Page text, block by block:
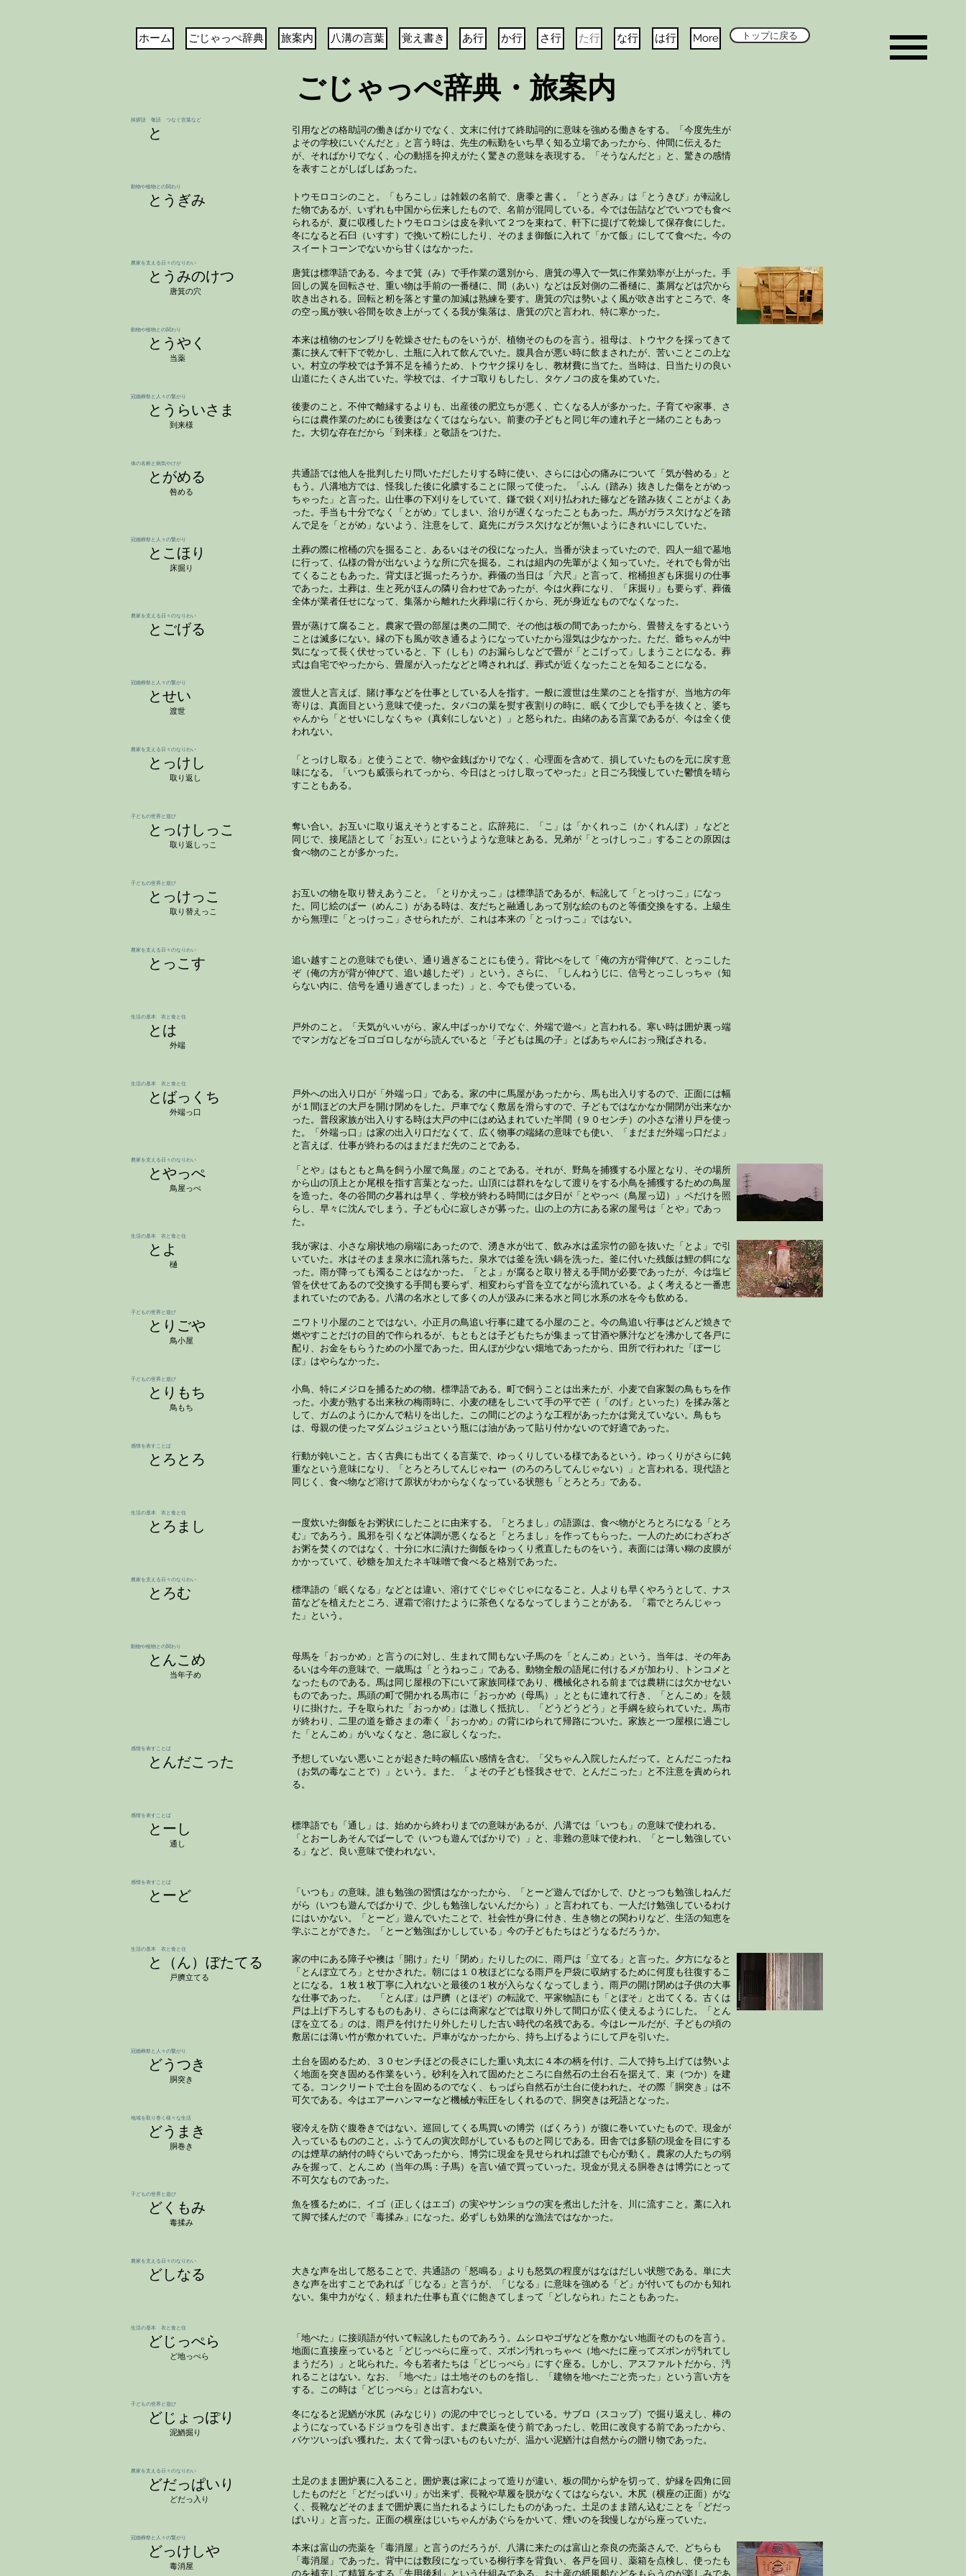
ホーム ごじゃっぺ辞典 旅案内 八溝の言葉 覚え書き あ行 か行 さ行 た行 な行 は行 More トップに戻る
ごじゃっぺ辞典・旅案内
挨拶語 敬語 つなぐ言葉など
引用などの格助詞の働きばかりでなく、文末に付けて終助詞的に意味を強める働きをする。「今度先生が
よその学校にいぐんだと」と言う時は、先生の転勤をいち早く知る立場であったから、仲間に伝えるた
が、そればかりでなく、心の動揺を抑えがたく驚きの意味を表現する。「そうなんだと」と、驚きの感情
を表すことがしばしばあった。
と
動物や植物との関わり
トウモロコシのこと。「もろこし」は雑穀の名前で、唐黍と書く。「とうぎみ」は「とうきび」が転訛し
た物であるが、いずれも中国から伝来したもので、名前が混同している。今では缶詰などでいつでも食べ
られるが、夏に収穫したトウモロコシは皮を剥いて２つを束ねて、軒下に提げて乾燥して保存食にした。
冬になると石臼（いすす）で挽いて粉にしたり、そのまま御飯に入れて「かて飯」にしてて食べた。今の
スイートコーンでないから甘くはなかった。
とうぎみ
農家を支える日々のなりわい
唐箕は標準語である。今まで箕（み）で手作業の選別から、唐箕の導入で一気に作業効率が上がった。手
回しの翼を回転させ、重い物は手前の一番樋に、間（あい）などは反対側の二番樋に、藁屑などは穴から
吹き出される。回転と籾を落とす量の加減は熟練を要す。唐箕の穴は勢いよく風が吹き出すところで、冬
の空っ風が狭い谷間を吹き上がってくる我が集落は、唐箕の穴と言われ、特に寒かった。
とうみのけつ
唐箕の穴
動物や植物との関わり
本来は植物のセンブリを乾燥させたものをいうが、植物そのものを言う。祖母は、トウヤクを採ってきて
藁に挟んで軒下で乾かし、土瓶に入れて飲んでいた。腹具合が悪い時に飲まされたが、苦いことこの上な
い。村立の学校では予算不足を補うため、トウヤク採りをし、教材費に当てた。当時は、日当たりの良い
山道にたくさん出ていた。学校では、イナゴ取りもしたし、タケノコの皮を集めていた。
とうやく
当薬
冠婚葬祭と人々の繋がり
後妻のこと。不仲で離縁するよりも、出産後の肥立ちが悪く、亡くなる人が多かった。子育てや家事、さ
らには農作業のためにも後妻はなくてはならない。前妻の子どもと同じ年の連れ子と一緒のこともあっ
た。大切な存在だから「到来様」と敬語をつけた。
とうらいさま
到来様
体の名称と病気やけが
共通語では他人を批判したり問いただしたりする時に使い、さらには心の痛みについて「気が咎める」と
もう。八溝地方では、怪我した後に化膿することに限って使った。「ふん（踏み）抜きした傷をとがめっ
ちゃった」と言った。山仕事の下刈りをしていて、鎌で鋭く刈り払われた篠などを踏み抜くことがよくあ
った。手当も十分でなく「とがめ」てしまい、治りが遅くなったこともあった。馬がガラス欠けなどを踏
んで足を「とがめ」ないよう、注意をして、庭先にガラス欠けなどが無いようにきれいにしていた。
とがめる
咎める
冠婚葬祭と人々の繋がり
土葬の際に棺桶の穴を掘ること、あるいはその役になった人。当番が決まっていたので、四人一組で墓地
に行って、仏様の骨が出ないような所に穴を掘る。これは組内の先輩がよく知っていた。それでも骨が出
てくることもあった。背丈ほど掘ったろうか。葬儀の当日は「六尺」と言って、棺桶担ぎも床掘りの仕事
であった。土葬は、生と死がほんの隣り合わせであったが、今は火葬になり、「床掘り」も要らず、葬儀
全体が業者任せになって、集落から離れた火葬場に行くから、死が身近なものでなくなった。
とこほり
床掘り
農家を支える日々のなりわい
畳が蒸けて腐ること。農家で畳の部屋は奥の二間で、その他は板の間であったから、畳替えをするという
ことは滅多にない。縁の下も風が吹き通るようになっていたから湿気は少なかった。ただ、爺ちゃんが中
気になって長く伏せっていると、下（しも）のお漏らしなどで畳が「とこげって」しまうことになる。葬
式は自宅でやったから、畳屋が入ったなどと噂されれば、葬式が近くなったことを知ることになる。
とごげる
冠婚葬祭と人々の繋がり
渡世人と言えば、賭け事などを仕事としている人を指す。一般に渡世は生業のことを指すが、当地方の年
寄りは、真面目という意味で使った。タバコの葉を熨す夜割りの時に、眠くて少しでも手を抜くと、婆ち
ゃんから「とせいにしなくちゃ（真剣にしないと）」と怒られた。由緒のある言葉であるが、今は全く使
われない。
とせい
渡世
農家を支える日々のなりわい
「とっけし取る」と使うことで、物や金銭ばかりでなく、心理面を含めて、損していたものを元に戻す意
味になる。「いつも威張られてっから、今日はとっけし取ってやった」と日ごろ我慢していた鬱憤を晴ら
すこともある。
とっけし
取り返し
子どもの世界と遊び
奪い合い。お互いに取り返えそうとすること。広辞苑に、「こ」は「かくれっこ（かくれんぼ）」などと
同じで、接尾語として「お互い」にというような意味とある。兄弟が「とっけしっこ」することの原因は
食べ物のことが多かった。
とっけしっこ
取り返しっこ
子どもの世界と遊び
お互いの物を取り替えあうこと。「とりかえっこ」は標準語であるが、転訛して「とっけっこ」になっ
た。同じ絵のぱー（めんこ）がある時は、友だちと融通しあって別な絵のものと等価交換をする。上級生
から無理に「とっけっこ」させられたが、これは本来の「とっけっこ」ではない。
とっけっこ
取り替えっこ
農家を支える日々のなりわい
追い越すことの意味でも使い、通り過ぎることにも使う。背比べをして「俺の方が背伸びて、とっこした
ぞ（俺の方が背が伸びて、追い越したぞ）」という。さらに、「しんねうじに、信号とっこしっちゃ（知
らない内に、信号を通り過ぎてしまった）」と、今でも使っている。
とっこす
生活の基本 衣と食と住
戸外のこと。「天気がいいがら、家ん中ばっかりでなぐ、外端で遊べ」と言われる。寒い時は囲炉裏っ端
でマンガなどをゴロゴロしながら読んでいると「子どもは風の子」とばあちゃんにおっ飛ばされる。
とは
外端
生活の基本 衣と食と住
戸外への出入り口が「外端っ口」である。家の中に馬屋があったから、馬も出入りするので、正面には幅
が１間ほどの大戸を開け閉めをした。戸車でなく敷居を滑らすので、子どもではなかなか開閉が出来なか
った。普段家族が出入りする時は大戸の中にはめ込まれていた半間（９０センチ）の小さな潜り戸を使っ
た。「外端っ口」は家の出入り口だなくて、広く物事の端緒の意味でも使い、「まだまだ外端っ口だよ」
と言えば、仕事が終わるのはまだまだ先のことである。
とばっくち
外端っ口
農家を支える日々のなりわい
「とや」はもともと鳥を飼う小屋で鳥屋」のことである。それが、野鳥を捕獲する小屋となり、その場所
から山の頂上とか尾根を指す言葉となった。山頂には群れをなして渡りをする小鳥を捕獲するための鳥屋
を造った。冬の谷間の夕暮れは早く、学校が終わる時間には夕日が「とやっぺ（鳥屋っ辺）」ペだけを照
らし、早々に沈んでしまう。子ども心に寂しさが募った。山の上の方にある家の屋号は「とや」であっ
た。
とやっぺ
鳥屋っぺ
生活の基本 衣と食と住
我が家は、小さな扇状地の扇端にあったので、湧き水が出て、飲み水は孟宗竹の節を抜いた「とよ」で引
いていた。水はそのまま泉水に流れ落ちた。泉水では釜を洗い鍋を洗った。釜に付いた残飯は鯉の餌にな
った。雨が降っても濁ることはなかった。「とよ」が腐ると取り替える手間が必要であったが、今は塩ビ
管を伏せてあるので交換する手間も要らず、相変わらず音を立てながら流れている。よく考えると一番恵
まれていたのである。八溝の名水として多くの人が汲みに来る水と同じ水系の水を今も飲める。
とよ
樋
子どもの世界と遊び
ニワトリ小屋のことではない。小正月の鳥追い行事に建てる小屋のこと。今の鳥追い行事はどんど焼きで
燃やすことだけの目的で作られるが、もともとは子どもたちが集まって甘酒や豚汁などを沸かして各戸に
配り、お金をもらうための小屋であった。田んぼが少ない畑地であったから、田所で行われた「ぼーじ
ぼ」はやらなかった。
とりごや
鳥小屋
子どもの世界と遊び
小鳥、特にメジロを捕るための物。標準語である。町で飼うことは出来たが、小麦で自家製の鳥もちを作
った。小麦が熟する出来秋の梅雨時に、小麦の穂をしごいて手の平で芒（「のげ」といった）を揉み落と
して、ガムのようにかんで粘りを出した。この間にどのような工程があったかは覚えていない。鳥もち
は、母親の使ったマダムジュジュという瓶には油があって貼り付かないので好適であった。
とりもち
鳥もち
感情を表すことば
行動が鈍いこと。古く古典にも出てくる言葉で、ゆっくりしている様であるという。ゆっくりがさらに鈍
重なという意味になり、「とろとろしてんじゃねー（のろのろしてんじゃない）」と言われる。現代語と
同じく、食べ物など溶けて原状がわからなくなっている状態も「とろとろ」である。
とろとろ
生活の基本 衣と食と住
一度炊いた御飯をお粥状にしたことに由来する。「とろまし」の語源は、食べ物がとろとろになる「とろ
む」であろう。風邪を引くなど体調が悪くなると「とろまし」を作ってもらった。一人のためにわざわざ
お粥を焚くのではなく、十分に水に漬けた御飯をゆっくり煮直したものをいう。表面には薄い糊の皮膜が
かかっていて、砂糖を加えたネギ味噌で食べると格別であった。
とろまし
農家を支える日々のなりわい
標準語の「眠くなる」などとは違い、溶けてぐじゃぐじゃになること。人よりも早くやろうとして、ナス
苗などを植えたところ、遅霜で溶けたように茶色くなるなってしまうことがある。「霜でとろんじゃっ
た」という。
とろむ
動物や植物との関わり
母馬を「おっかめ」と言うのに対し、生まれて間もない子馬のを「とんこめ」という。当年は、その年あ
るいは今年の意味で、一歳馬は「とうねっこ」である。動物全般の語尾に付けるメが加わり、トンコメと
なったものである。馬は同じ屋根の下にいて家族同様であり、機械化される前までは農耕には欠かせない
ものであった。馬頭の町で開かれる馬市に「おっかめ（母馬）」とともに連れて行き、「とんこめ」を競
りに掛けた。子を取られた「おっかめ」は激しく抵抗し、「どうどうどう」と手綱を絞られていた。馬市
が終わり、二里の道を爺さまの牽く「おっかめ」の背にゆられて帰路についた。家族と一つ屋根に過ごし
た「とんこめ」がいなくなと、急に寂しくなった。
とんこめ
当年子め
感情を表すことば
予想していない悪いことが起きた時の幅広い感情を含む。「父ちゃん入院したんだって。とんだこったね
（お気の毒なことで）」という。また、「よその子ども怪我させで、とんだこった」と不注意を責められ
る。
とんだこった
感情を表すことば
標準語でも「通し」は、始めから終わりまでの意味があるが、八溝では「いつも」の意味で使われる。
「とおーしあそんでばーしで（いつも遊んでばかりで）」と、非難の意味で使われ、「とーし勉強してい
る」など、良い意味で使われない。
とーし
通し
感情を表すことば
「いつも」の意味。誰も勉強の習慣はなかったから、「とーど遊んでばかしで、ひとっつも勉強しねんだ
がら（いつも遊んでばかりで、少しも勉強しないんだから）」と言われても、一人だけ勉強しているわけ
にはいかない。「とーど」遊んでいたことで、社会性が身に付き、生き物との関わりなど、生活の知恵を
学ぶことができた。「とーど勉強ばかししている」今の子どもたちはどうなるだろうか。
とーど
生活の基本 衣と食と住
家の中にある障子や襖は「開け」たり「閉め」たりしたのに、雨戸は「立てる」と言った。夕方になると
「とんぼ立てろ」とせかされた。朝には１０枚ほどになる雨戸を戸袋に収納するために何度も往復するこ
とになる。１枚１枚丁寧に入れないと最後の１枚が入らなくなってしまう。雨戸の開け閉めは子供の大事
な仕事であった。 「とんぼ」は戸臍（とほぞ）の転訛で、平家物語にも「とぼそ」と出てくる。古くは
戸は上げ下ろしするものもあり、さらには商家などでは取り外して間口が広く使えるようにした。「とん
ぼを立てる」のは、雨戸を付けたり外したりした古い時代の名残である。今はレールだが、子どもの頃の
敷居には薄い竹が敷かれていた。戸車がなかったから、持ち上げるようにして戸を引いた。
と（ん）ぼたてる
戸臍立てる
冠婚葬祭と人々の繋がり
土台を固めるため、３０センチほどの長さにした重い丸太に４本の柄を付け、二人で持ち上げては勢いよ
く地面を突き固める作業をいう。砂利を入れて固めたところに自然石の土台石を据えて、束（つか）を建
てる。コンクリートで土台を固めるのでなく、もっぱら自然石が土台に使われた。その際「胴突き」は不
可欠である。今はエアーハンマーなど機械が転圧をしくれるので、胴突きは死語となった。
どうつき
胴突き
地域を取り巻く様々な生活
寝冷えを防ぐ腹巻きではない。巡回してくる馬買いの博労（ばくろう）が腹に巻いていたもので、現金が
入っているもののこと。ふうてんの寅次郎がしているものと同じである。田舎では多額の現金を目にする
のは煙草の納付の時ぐらいであったから、博労に現金を見せられれば誰でも心が動く。農家の人たちの弱
みを握って、とんこめ（当年の馬：子馬）を言い値で買っていった。現金が見える胴巻きは博労にとって
不可欠なものであった。
どうまき
胴巻き
子どもの世界と遊び
魚を獲るために、イゴ（正しくはエゴ）の実やサンショウの実を煮出した汁を、川に流すこと。藁に入れ
て脚で揉んだので「毒揉み」になった。必ずしも効果的な漁法ではなかった。
どくもみ
毒揉み
農家を支える日々のなりわい
大きな声を出して怒ることで、共通語の「怒鳴る」よりも怒気の程度がはなはだしい状態である。単に大
きな声を出すことであれば「じなる」と言うが、「じなる」に意味を強める「ど」が付いてものかも知れ
ない。集中力がなく、頼まれた仕事も直ぐに飽きてしまって「どしなられ」たこともあった。
どしなる
生活の基本 衣と食と住
「地べた」に接頭語が付いて転訛したものであろう。ムシロやゴザなどを敷かない地面そのものを言う。
地面に直接座っていると「どじっぺらに座って、ズボン汚れっちゃべ（地べたに座ってズボンが汚れてし
まうだろ）」と叱られた。今も若者たちは「どじっぺら」にすぐ座る。しかし、アスファルトだから、汚
れることはない。なお、「地べた」は土地そのものを指し、「建物を地べたごと売った」という言い方を
する。この時は「どじっぺら」とは言わない。
どじっぺら
ど地っぺら
子どもの世界と遊び
冬になると泥鰌が水尻（みなじり）の泥の中でじっとしている。サブロ（スコップ）で掘り返えし、棒の
ようになっているドジョウを引き出す。まだ農薬を使う前であったし、乾田に改良する前であったから、
バケツいっぱい獲れた。太くて骨っぽいものもいたが、温かい泥鰌汁は自然からの贈り物であった。
どじょっぽり
泥鰌掘り
農家を支える日々のなりわい
土足のまま囲炉裏に入ること。囲炉裏は家によって造りが違い、板の間から炉を切って、炉縁を四角に回
したものだと「どだっぱいり」が出来ず、長靴や草履を脱がなくてはならない。木尻（横座の正面）がな
く、長靴などそのままで囲炉裏に当たれるようにしたものがあった。土足のまま踏ん込むことを「どだっ
ぱいり」と言った。正面の横座はじいちゃんがあぐらをかいて、煙いのを我慢しながら座っていた。
どだっぱいり
どだっ入り
冠婚葬祭と人々の繋がり
本来は富山の売薬を「毒消屋」と言うのだろうが、八溝に来たのは富山と奈良の売薬さんで、どちらも
「毒消屋」であった。背中には数段になっている柳行李を背負い、各戸を回り、薬箱を点検し、使ったも
どっけしや
毒消屋